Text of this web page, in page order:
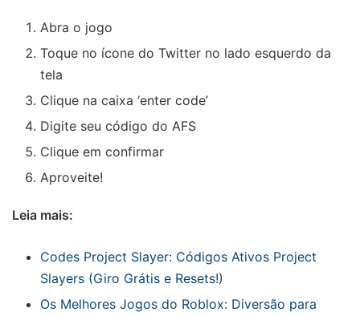
Abra o jogo
Toque no ícone do Twitter no lado esquerdo da
tela
Clique na caixa ‘enter code’
Digite seu código do AFS
Clique em confirmar
Aproveite!
Leia mais:
Codes Project Slayer: Códigos Ativos Project
Slayers (Giro Grátis e Resets!)
Os Melhores Jogos do Roblox: Diversão para